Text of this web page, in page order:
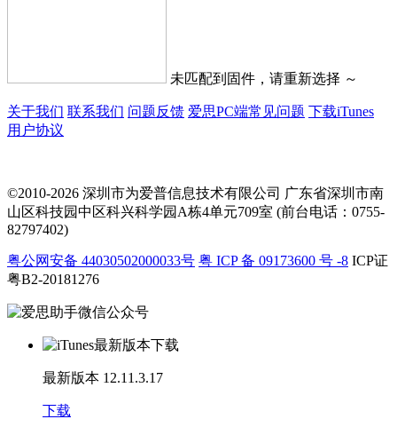
未匹配到固件，请重新选择 ～
关于我们 联系我们 问题反馈 爱思PC端常见问题 下载iTunes
用户协议
©2010-2026 深圳市为爱普信息技术有限公司 广东省深圳市南
山区科技园中区科兴科学园A栋4单元709室 (前台电话：0755-
82797402)
粤公网安备 44030502000033号 粤 ICP 备 09173600 号 -8 ICP证
粤B2-20181276
最新版本 12.11.3.17
下载